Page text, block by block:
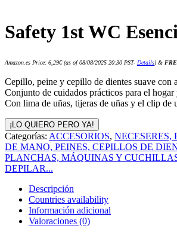
Safety 1st WC
Amazon.es Price: 6,29€(as of 08/08/2025 20:30 PST- Details) &
Cepillo, peine y cepillo de dientes suave con
Conjunto de cuidados prácticos para el
Con lima de uñas, tijeras de uñas y el clip de
¡LO QUIERO PERO YA!
Categorías: ACCESORIOS, NECESERES,
DE MANO, PEINES, CEPILLOS DE
PLANCHAS, MÁQUINAS Y
DEPILAR...
Descripción
Countries availability
Información adicional
Valoraciones (0)